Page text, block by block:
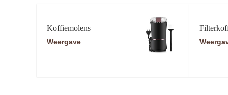
Koffiemolens
Weergave